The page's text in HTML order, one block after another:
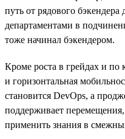
путь от рядового
департаментами в
тоже начинал бэкендером.
Кроме роста в грейдах и по
и горизонтальная
становится DevOps, а
поддерживает
применить знания в